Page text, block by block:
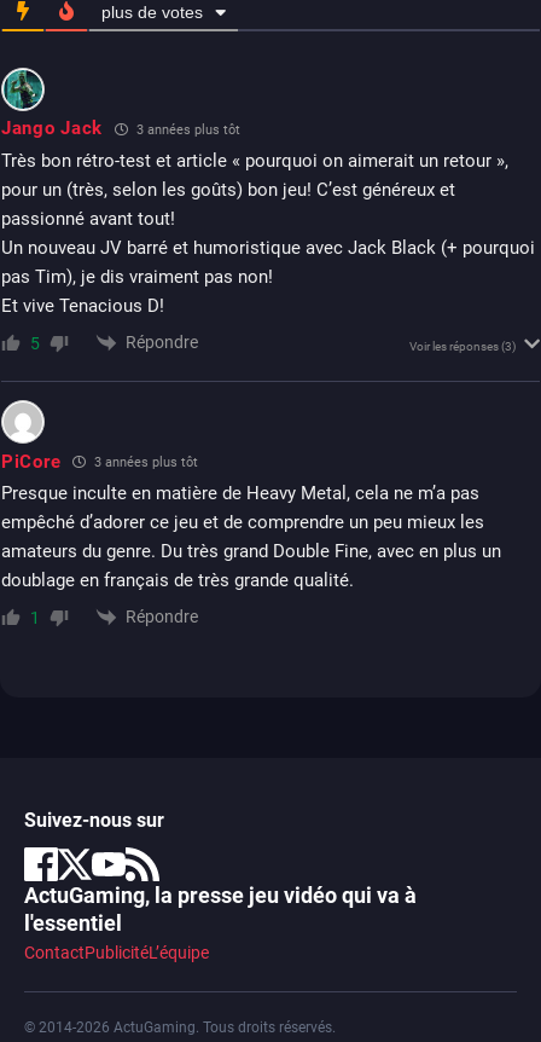
plus de votes
Jango Jack 3 années plus tôt
Très bon rétro-test et article « pourquoi on aimerait un retour »,
pour un (très, selon les goûts) bon jeu! C’est généreux et
passionné avant tout!
Un nouveau JV barré et humoristique avec Jack Black (+ pourquoi
pas Tim), je dis vraiment pas non!
Et vive Tenacious D!
5 Répondre Voir les réponses(3)
PiCore 3 années plus tôt
Presque inculte en matière de Heavy Metal, cela ne m’a pas
empêché d’adorer ce jeu et de comprendre un peu mieux les
amateurs du genre. Du très grand Double Fine, avec en plus un
doublage en français de très grande qualité.
1 Répondre
Suivez-nous sur
ActuGaming, la presse jeu vidéo qui va à
l'essentiel
ContactPublicitéL’équipe
© 2014-2026 ActuGaming. Tous droits réservés.